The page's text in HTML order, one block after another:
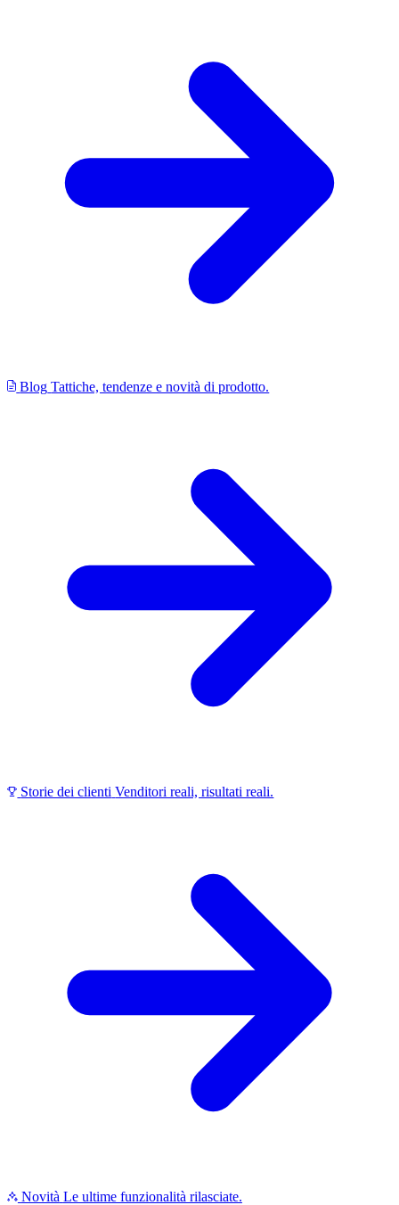
Blog Tattiche, tendenze e novità di prodotto.
Storie dei clienti Venditori reali, risultati reali.
Novità Le ultime funzionalità rilasciate.